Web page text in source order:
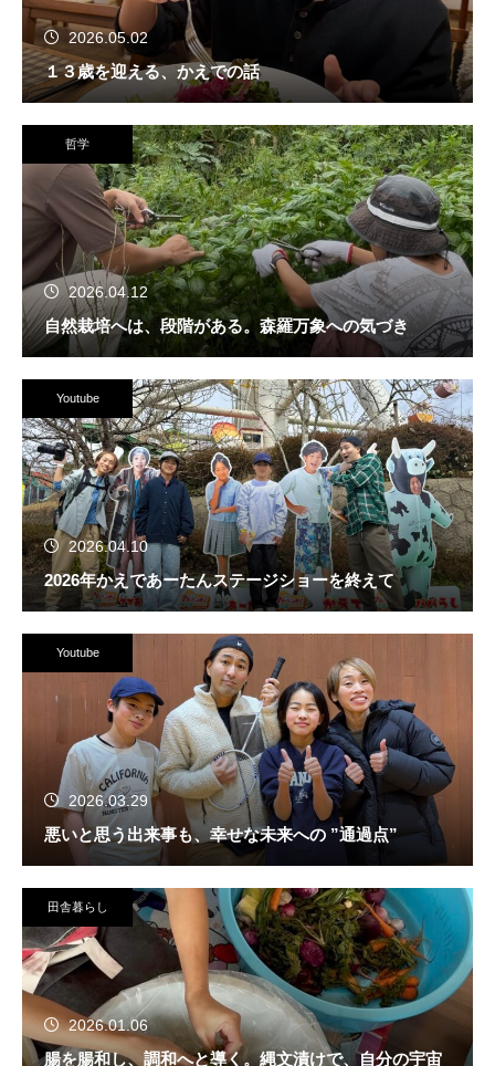
2026.05.02
１３歳を迎える、かえでの話
哲学
2026.04.12
自然栽培へは、段階がある。森羅万象への気づき
Youtube
2026.04.10
2026年かえであーたんステージショーを終えて
Youtube
2026.03.29
悪いと思う出来事も、幸せな未来への ”通過点”
田舎暮らし
2026.01.06
腸を腸和し、調和へと導く。縄文漬けで、自分の宇宙